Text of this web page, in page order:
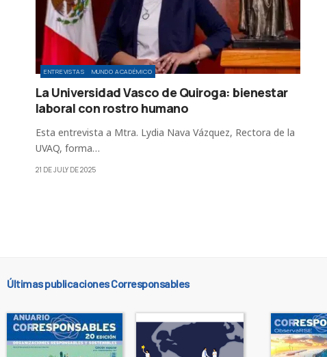
ENTREVISTAS MUNDO ACADÉMICO
La Universidad Vasco de Quiroga: bienestar
laboral con rostro humano
Esta entrevista a Mtra. Lydia Nava Vázquez, Rectora de la
UVAQ, forma…
21 DE JULY DE 2025
Últimas publicaciones Corresponsables